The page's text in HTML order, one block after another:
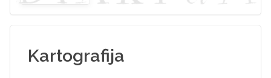
Kartografija